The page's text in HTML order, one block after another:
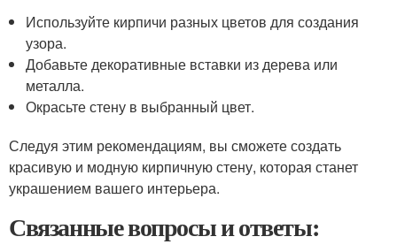
Используйте кирпичи разных цветов для создания
узора.
Добавьте декоративные вставки из дерева или
металла.
Окрасьте стену в выбранный цвет.
Следуя этим рекомендациям, вы сможете создать
красивую и модную кирпичную стену, которая станет
украшением вашего интерьера.
Связанные вопросы и ответы: